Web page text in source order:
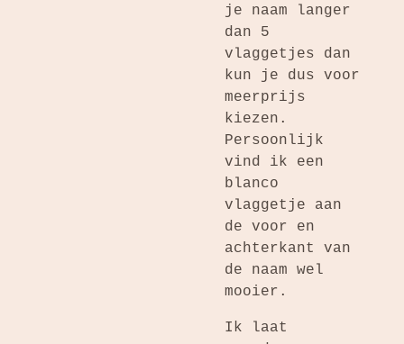
je naam langer
dan 5
vlaggetjes dan
kun je dus voor
meerprijs
kiezen.
Persoonlijk
vind ik een
blanco
vlaggetje aan
de voor en
achterkant van
de naam wel
mooier.
Ik laat